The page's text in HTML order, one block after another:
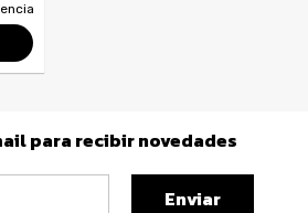
para recibir novedades
Enviar